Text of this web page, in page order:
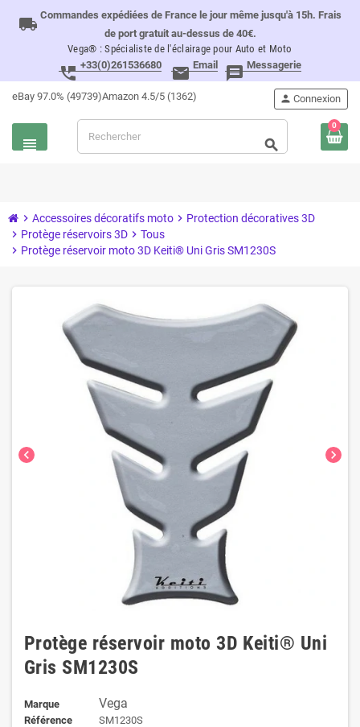
local_shipping Commandes expédiées de France le jour même jusqu'à 15h. Frais
de port gratuit au-dessus de 40€.
Vega® : Spécialiste de l'éclairage pour Auto et Moto
perm_phone_msg +33(0)261536680 email Email message Messagerie
eBay 97.0% (49739)Amazon 4.5/5 (1362)
view_headline
person Connexion
search
0
chevron_right Accessoires décoratifs moto chevron_right Protection décoratives 3D
chevron_right Protège réservoirs 3D chevron_right Tous
chevron_right Protège réservoir moto 3D Keiti® Uni Gris SM1230S
chevron_left chevron_right
Protège réservoir moto 3D Keiti® Uni
Gris SM1230S
Marque Vega
Référence
SM1230S